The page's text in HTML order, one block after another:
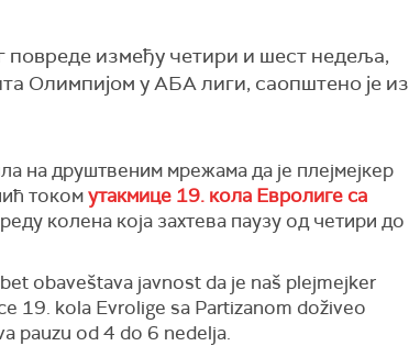
између четири и шест недеља,
Олимпијом у АБА лиги, саопштено је из
на друштвеним мрежама да је плејмејкер
токомутакмице 19. кола Евролиге са
колена која захтева паузу од четири до
obaveštava javnost da je naš plejmejker
19. kola Evrolige sa Partizanom doživeo
pauzu od 4 do 6 nedelja.